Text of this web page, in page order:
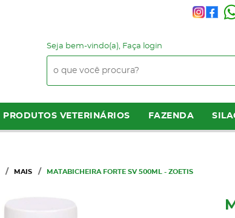
Seja bem-vindo(a), Faça login
PRODUTOS VETERINÁRIOS FAZENDA
MAIS MATABICHEIRA FORTE SV 500ML - ZOETIS